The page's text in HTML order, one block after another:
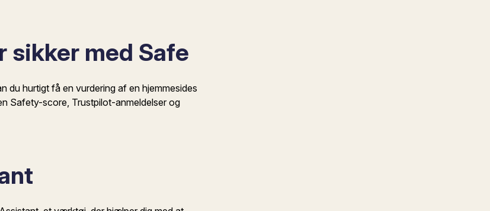
sikker med Safe
du hurtigt få en vurdering af en hjemmesides
Safety-score, Trustpilot-anmeldelser og